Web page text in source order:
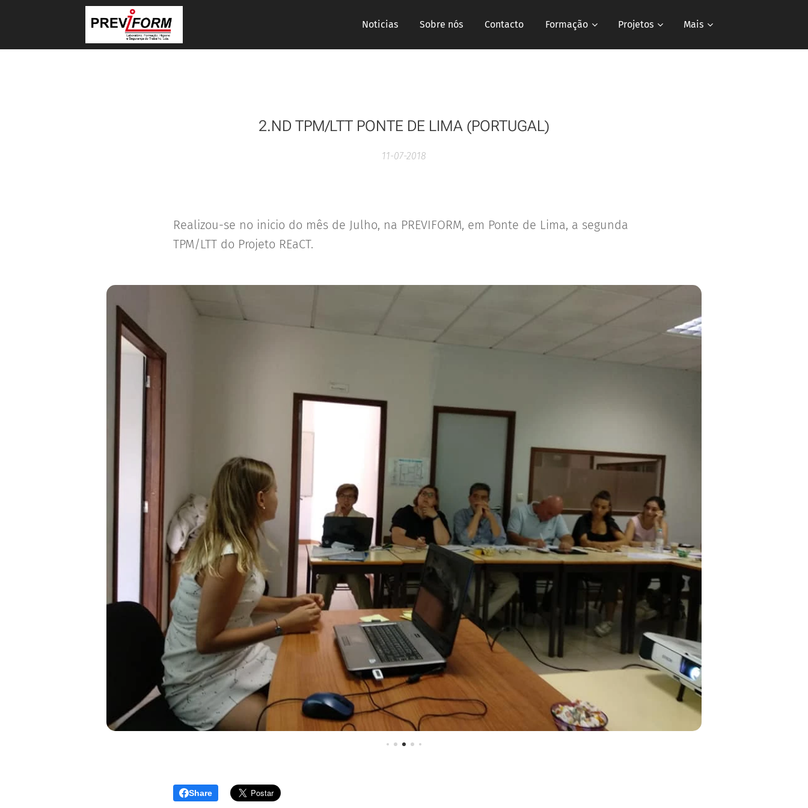
Noticias Sobre nós Contacto Formação Projetos Mais
2.ND TPM/LTT PONTE DE LIMA (PORTUGAL)
11-07-2018
Realizou-se no inicio do mês de Julho, na PREVIFORM, em Ponte de Lima, a segunda
TPM/LTT do Projeto REaCT.
Share